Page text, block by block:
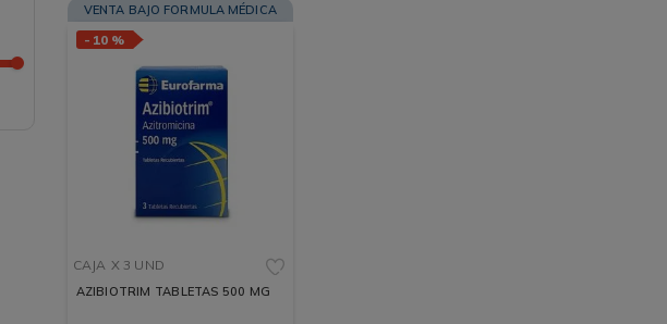
VENTA BAJO FORMULA MÉDICA
- 10 %
CAJA X 3 UND
AZIBIOTRIM TABLETAS 500 MG